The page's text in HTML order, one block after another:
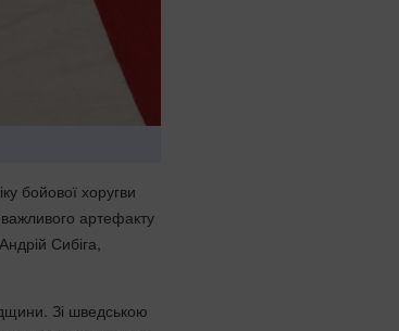
бойової хоругви
артефакту
Сибіга,
Зі шведською